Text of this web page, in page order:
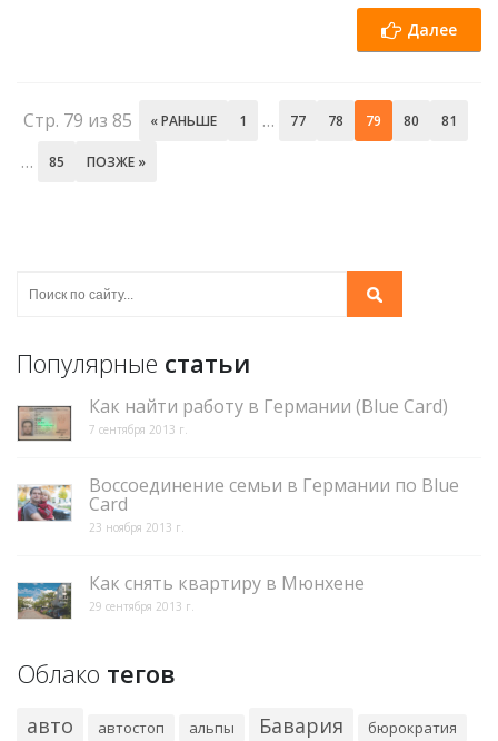
Далее
Стр. 79 из 85 « РАНЬШЕ 1 … 77 78 79 80 81
… 85 ПОЗЖЕ »
Популярные статьи
Как найти работу в Германии (Blue Card)
7 сентября 2013 г.
Воссоединение семьи в Германии по Blue
Card
23 ноября 2013 г.
Как снять квартиру в Мюнхене
29 сентября 2013 г.
Облако тегов
авто автостоп альпы Бавария бюрократия